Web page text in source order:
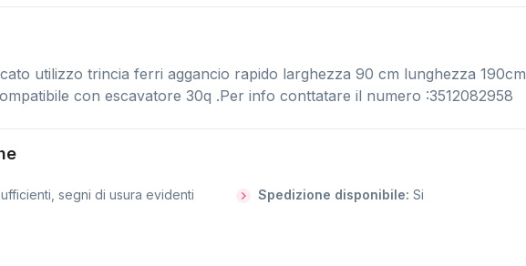
utilizzo trincia ferri aggancio rapido larghezza 90 cm lunghezza 190cm
con escavatore 30q .Per info conttatare il numero :3512082958
segni di usura evidenti Spedizione disponibile: Si